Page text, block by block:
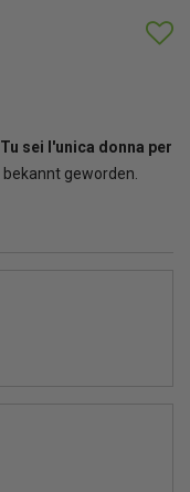
Tu sei l'unica donna per
bekannt geworden.